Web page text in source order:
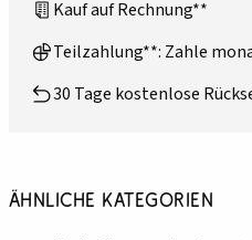
Kauf auf Rechnung**
Teilzahlung**: Zahle
30 Tage kostenlose
Ähnliche Kategorien